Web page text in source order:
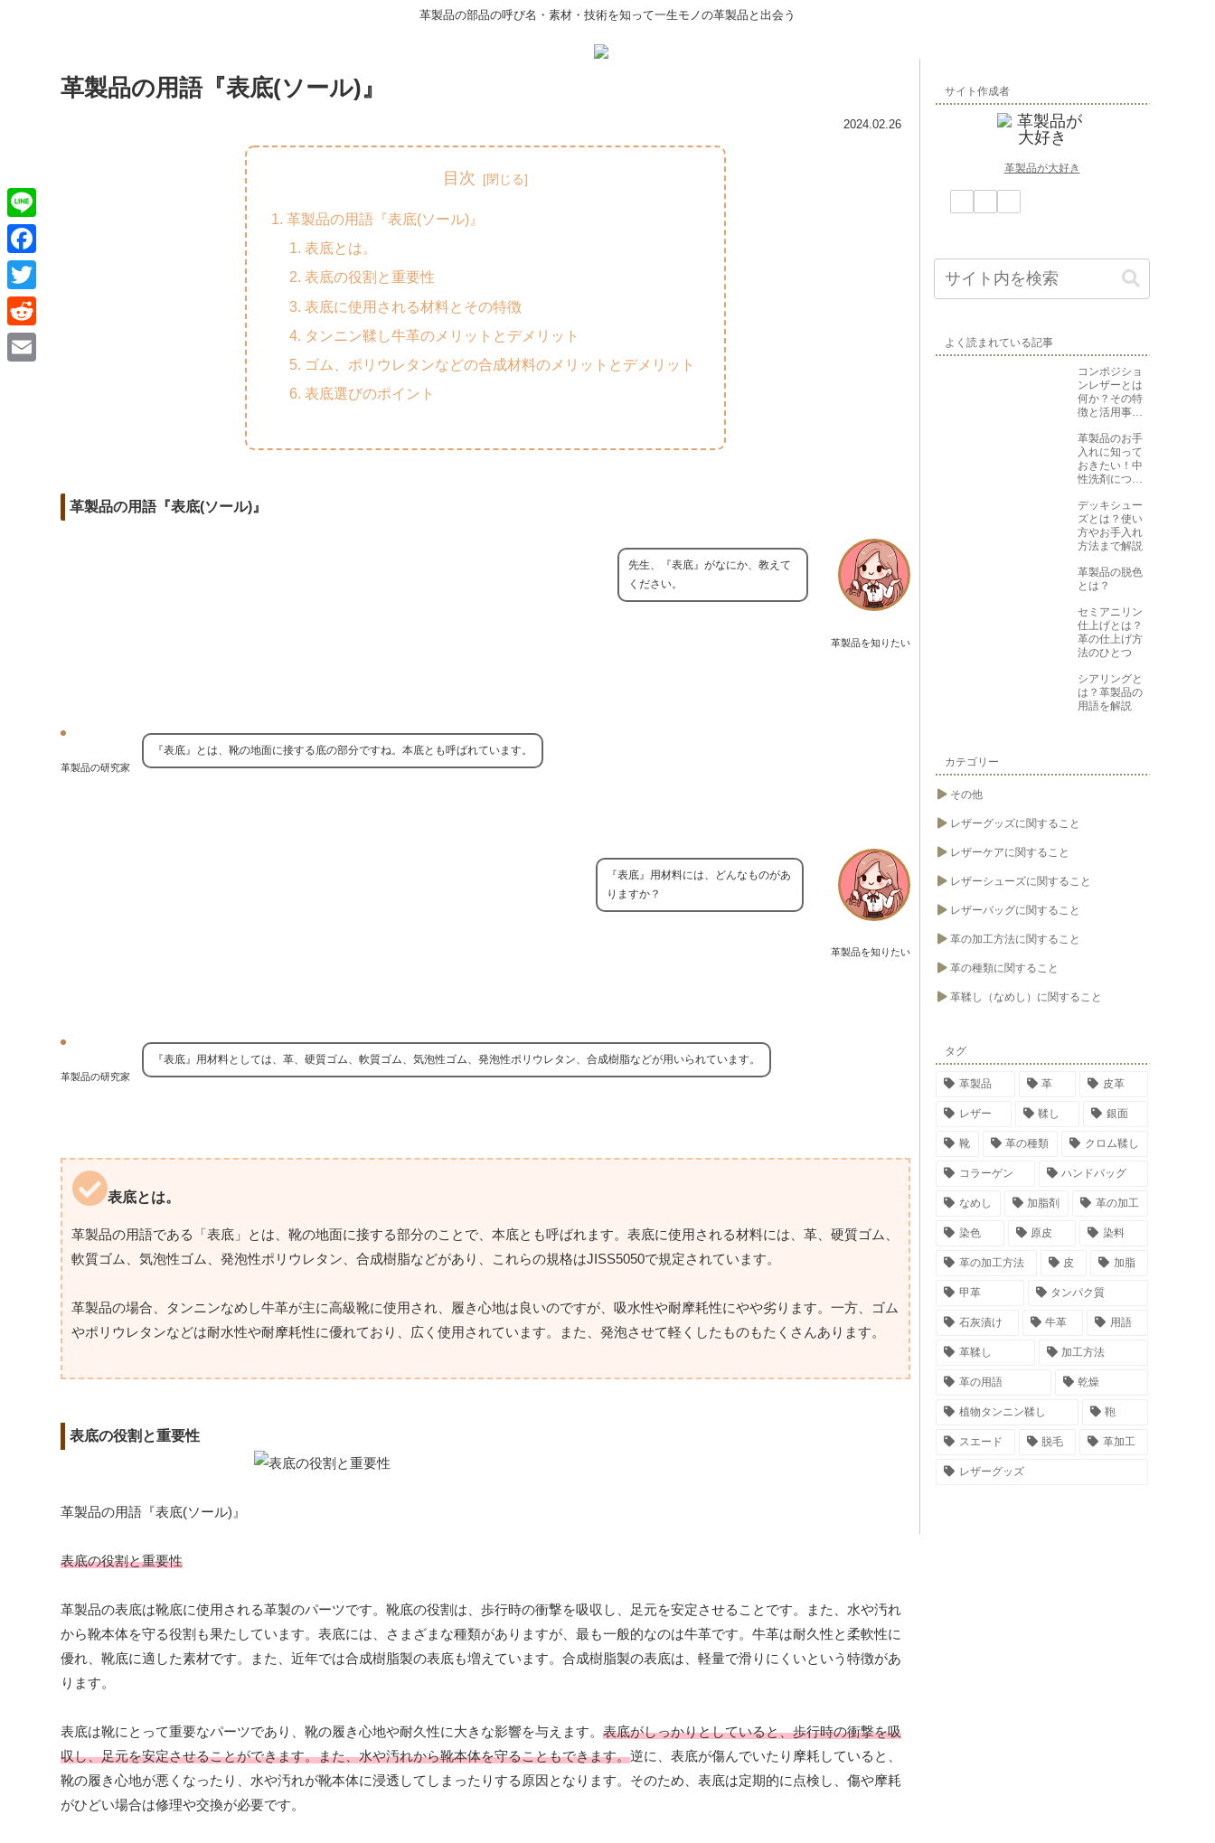
革製品の部品の呼び名・素材・技術を知って一生モノの革製品と出会う
革製品の用語『表底(ソール)』
2024.02.26
目次
革製品の用語『表底(ソール)』
表底とは。
表底の役割と重要性
表底に使用される材料とその特徴
タンニン鞣し牛革のメリットとデメリット
ゴム、ポリウレタンなどの合成材料のメリットとデメリット
表底選びのポイント
革製品の用語『表底(ソール)』
革製品を知りたい
先生、『表底』がなにか、教えて
ください。
革製品の研究家
『表底』とは、靴の地面に接する底の部分ですね。本底とも呼ばれています。
革製品を知りたい
『表底』用材料には、どんなものがあ
りますか？
革製品の研究家
『表底』用材料としては、革、硬質ゴム、軟質ゴム、気泡性ゴム、発泡性ポリウレタン、合成樹脂などが用いられています。
表底とは。
革製品の用語である「表底」とは、靴の地面に接する部分のことで、本底とも呼ばれます。表底に使用される材料には、革、硬質ゴム、
軟質ゴム、気泡性ゴム、発泡性ポリウレタン、合成樹脂などがあり、これらの規格はJISS5050で規定されています。
革製品の場合、タンニンなめし牛革が主に高級靴に使用され、履き心地は良いのですが、吸水性や耐摩耗性にやや劣ります。一方、ゴム
やポリウレタンなどは耐水性や耐摩耗性に優れており、広く使用されています。また、発泡させて軽くしたものもたくさんあります。
表底の役割と重要性
革製品の用語『表底(ソール)』
表底の役割と重要性
革製品の表底は靴底に使用される革製のパーツです。靴底の役割は、歩行時の衝撃を吸収し、足元を安定させることです。また、水や汚れ
から靴本体を守る役割も果たしています。表底には、さまざまな種類がありますが、最も一般的なのは牛革です。牛革は耐久性と柔軟性に
優れ、靴底に適した素材です。また、近年では合成樹脂製の表底も増えています。合成樹脂製の表底は、軽量で滑りにくいという特徴があ
ります。
表底は靴にとって重要なパーツであり、靴の履き心地や耐久性に大きな影響を与えます。 表底がしっかりとしていると、歩行時の衝撃を吸
収し、足元を安定させることができます。また、水や汚れから靴本体を守ることもできます。逆に、表底が傷んでいたり摩耗していると、
靴の履き心地が悪くなったり、水や汚れが靴本体に浸透してしまったりする原因となります。そのため、表底は定期的に点検し、傷や摩耗
がひどい場合は修理や交換が必要です。
サイト作成者
革製品が大好き
よく読まれている記事
コンポジショ
ンレザーとは
何か？その特
徴と活用事例
革製品のお手
入れに知って
おきたい！中
性洗剤につい
デッキシュー
ズとは？使い
方やお手入れ
方法まで解説
革製品の脱色
とは？
セミアニリン
仕上げとは？
革の仕上げ方
法のひとつ
シアリングと
は？革製品の
用語を解説
カテゴリー
その他
レザーグッズに関すること
レザーケアに関すること
レザーシューズに関すること
レザーバッグに関すること
革の加工方法に関すること
革の種類に関すること
革鞣し（なめし）に関すること
タグ
革製品 革 皮革
レザー 鞣し 銀面
靴 革の種類 クロム鞣し
コラーゲン ハンドバッグ
なめし 加脂剤 革の加工
染色 原皮 染料
革の加工方法 皮 加脂
甲革 タンパク質
石灰漬け 牛革 用語
革鞣し 加工方法
革の用語 乾燥
植物タンニン鞣し 鞄
スエード 脱毛 革加工
レザーグッズ
L
i
n
e
F
a
c
e
T
w
i
R